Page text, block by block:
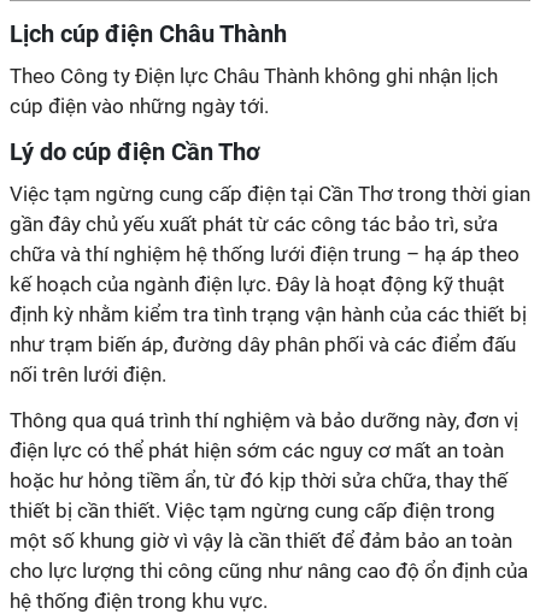
Lịch cúp điện Châu Thành
Theo Công ty Điện lực Châu Thành không ghi nhận lịch
cúp điện vào những ngày tới.
Lý do cúp điện Cần Thơ
Việc tạm ngừng cung cấp điện tại Cần Thơ trong thời gian
gần đây chủ yếu xuất phát từ các công tác bảo trì, sửa
chữa và thí nghiệm hệ thống lưới điện trung – hạ áp theo
kế hoạch của ngành điện lực. Đây là hoạt động kỹ thuật
định kỳ nhằm kiểm tra tình trạng vận hành của các thiết bị
như trạm biến áp, đường dây phân phối và các điểm đấu
nối trên lưới điện.
Thông qua quá trình thí nghiệm và bảo dưỡng này, đơn vị
điện lực có thể phát hiện sớm các nguy cơ mất an toàn
hoặc hư hỏng tiềm ẩn, từ đó kịp thời sửa chữa, thay thế
thiết bị cần thiết. Việc tạm ngừng cung cấp điện trong
một số khung giờ vì vậy là cần thiết để đảm bảo an toàn
cho lực lượng thi công cũng như nâng cao độ ổn định của
hệ thống điện trong khu vực.